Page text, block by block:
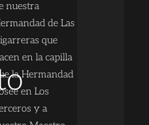
nuestra
de Las
que
en la capilla
la Hermandad
en Los
y a